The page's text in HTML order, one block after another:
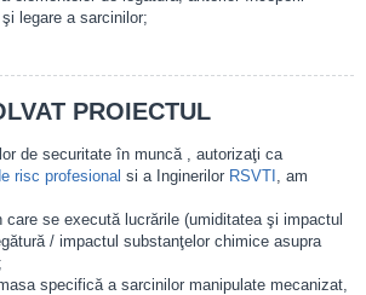
legare a sarcinilor;
PROIECTUL
de securitate în muncă , autorizaţi ca
risc profesional si a Inginerilor RSVTI , am
se execută lucrările (umiditatea şi impactul
/ impactul substanţelor chimice asupra
specifică a sarcinilor manipulate mecanizat,